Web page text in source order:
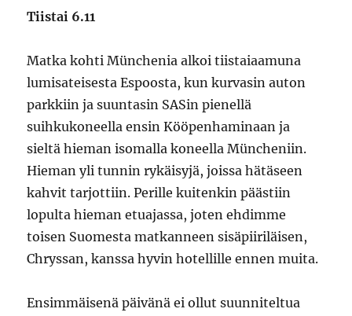
Tiistai 6.11
Matka kohti Münchenia alkoi tiistaiaamuna
lumisateisesta Espoosta, kun kurvasin auton
parkkiin ja suuntasin SASin pienellä
suihkukoneella ensin Kööpenhaminaan ja
sieltä hieman isomalla koneella Müncheniin.
Hieman yli tunnin rykäisyjä, joissa hätäseen
kahvit tarjottiin. Perille kuitenkin päästiin
lopulta hieman etuajassa, joten ehdimme
toisen Suomesta matkanneen sisäpiiriläisen,
Chryssan, kanssa hyvin hotellille ennen muita.
Ensimmäisenä päivänä ei ollut suunniteltua